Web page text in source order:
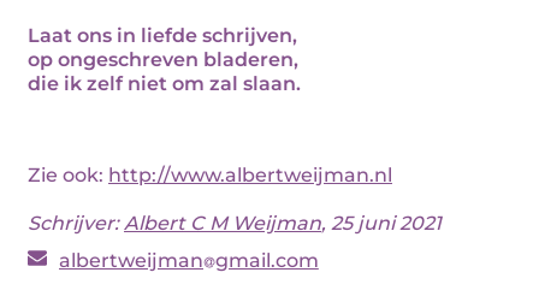
Laat ons in liefde schrijven,
op ongeschreven bladeren,
die ik zelf niet om zal slaan.
Zie ook: http://www.albertweijman.nl
Schrijver:Albert C M Weijman, 25 juni 2021
albertweijman gmail.com